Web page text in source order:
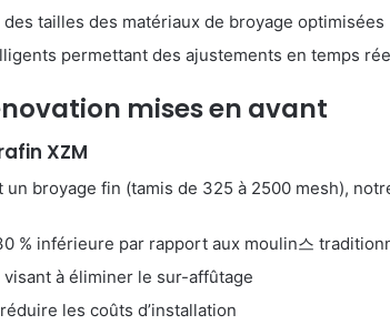
tailles des matériaux de broyage optimisées
permettant des ajustements en temps
mises en avant
XZM
broyage fin (tamis de 325 à 2500 mesh),
% inférieure par rapport aux moulin스
à éliminer le sur-affûtage
les coûts d’installation